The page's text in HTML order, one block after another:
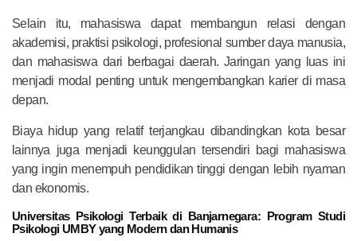
Selain itu, mahasiswa dapat membangun relasi dengan
akademisi, praktisi psikologi, profesional sumber daya manusia,
dan mahasiswa dari berbagai daerah. Jaringan yang luas ini
menjadi modal penting untuk mengembangkan karier di masa
depan.
Biaya hidup yang relatif terjangkau dibandingkan kota besar
lainnya juga menjadi keunggulan tersendiri bagi mahasiswa
yang ingin menempuh pendidikan tinggi dengan lebih nyaman
dan ekonomis.
Universitas Psikologi Terbaik di Banjarnegara: Program Studi
Psikologi UMBY yang Modern dan Humanis